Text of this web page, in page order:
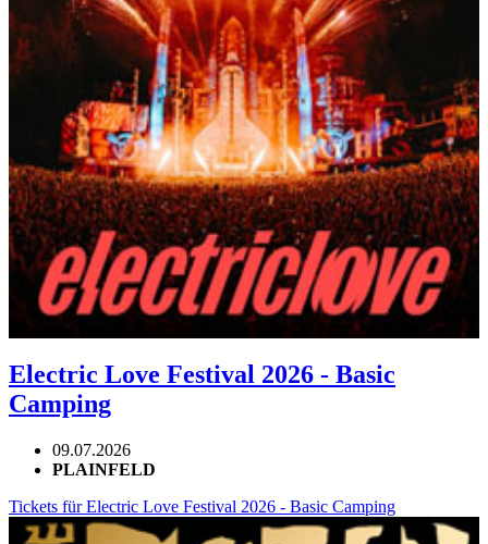
Electric Love Festival 2026 - Basic
Camping
09.07.2026
PLAINFELD
Tickets für Electric Love Festival 2026 - Basic Camping